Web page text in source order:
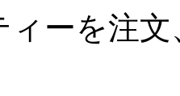
ィーを注